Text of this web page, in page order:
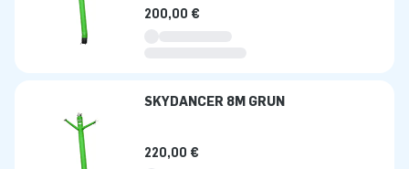
200,00 €
SKYDANCER 8M GRÜN
220,00 €